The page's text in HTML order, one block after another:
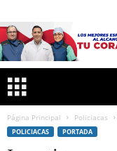
Página Principal Policiacas
POLICIACAS PORTADA